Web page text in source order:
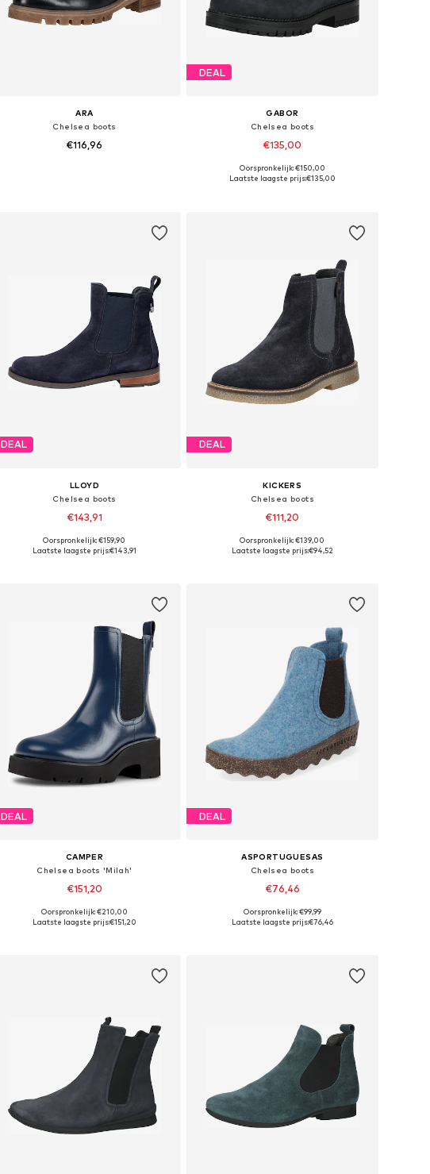
ARA
Chelsea boots
€116,96
DEAL
GABOR
Chelsea boots
€135,00
Beschikbare maten: 37, 39, 40, 42
Oorspronkelijk: €150,00
Laatste laagste prijs:€135,00
DEAL
LLOYD
Chelsea boots
€143,91
Beschikbare maten: 36, 36,5-37
Oorspronkelijk: €159,90
Laatste laagste prijs:€143,91
DEAL
KICKERS
Chelsea boots
€111,20
Beschikbare maten: 36, 37
Oorspronkelijk: €139,00
Laatste laagste prijs:€94,52
DEAL
CAMPER
Chelsea boots 'Milah'
€151,20
Beschikbare maten: 36, 37
Oorspronkelijk: €210,00
Laatste laagste prijs:€151,20
DEAL
ASPORTUGUESAS
Chelsea boots
€76,46
Beschikbare maten: 36, 37
Oorspronkelijk: €99,99
Laatste laagste prijs:€76,46